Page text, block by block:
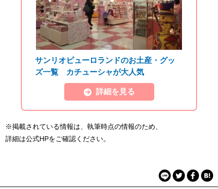
サンリオピューロランドのお土産・グッ
ズ一覧 カチューシャが大人気
詳細を見る
※掲載されている情報は、執筆時点の情報のため、
詳細は公式HPをご確認ください。